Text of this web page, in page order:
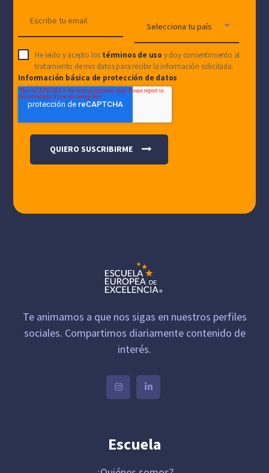
He leído y acepto los términos de uso y doy consentimiento al
tratamiento de mis datos para recibir la información solicitada.
Información básica de protección de datos
Te animamos a que nos sigas en nuestros perfiles
sociales. Compartimos diariamente contenido de
interés.
Escuela